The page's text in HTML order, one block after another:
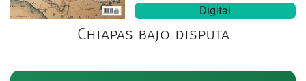
Digital
Chiapas bajo disputa